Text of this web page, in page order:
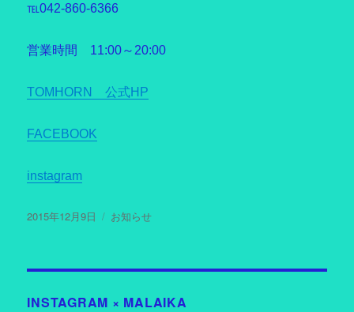
℡042-860-6366
営業時間 11:00～20:00
TOMHORN 公式HP
FACEBOOK
instagram
投
2015年12月9日
カ
リ
お知らせ
INSTAGRAM × MALAIKA